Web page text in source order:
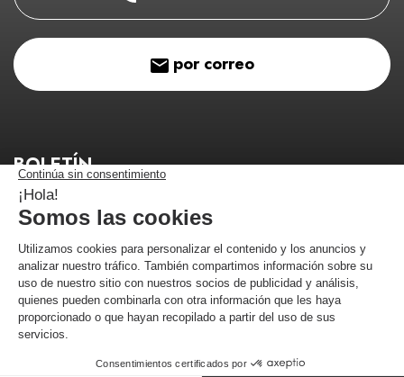
por correo
BOLETÍN
¡Manténgase informado de nuestros buenos planes!
¡Me estoy registrando!
Comerciante aprobado por la Sociedad de Opiniones Contrastadas,
clic aquí para mostrar el certificado